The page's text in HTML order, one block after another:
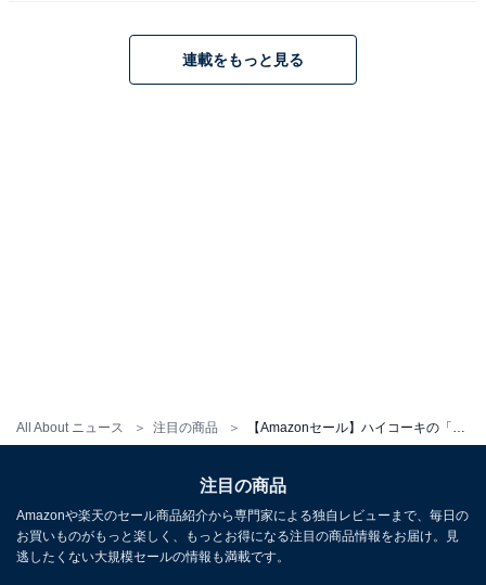
All About ニュース 注目の商品
連載をもっと見る
注目の商品
Amazonや楽天のセール商品紹介から専門家による独自レビューまで、毎日の
お買いものがもっと楽しく、もっとお得になる注目の商品情報をお届け。見
逃したくない大規模セールの情報も満載です。